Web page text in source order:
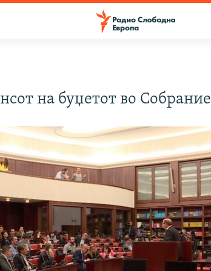
на буџетот во Собрание